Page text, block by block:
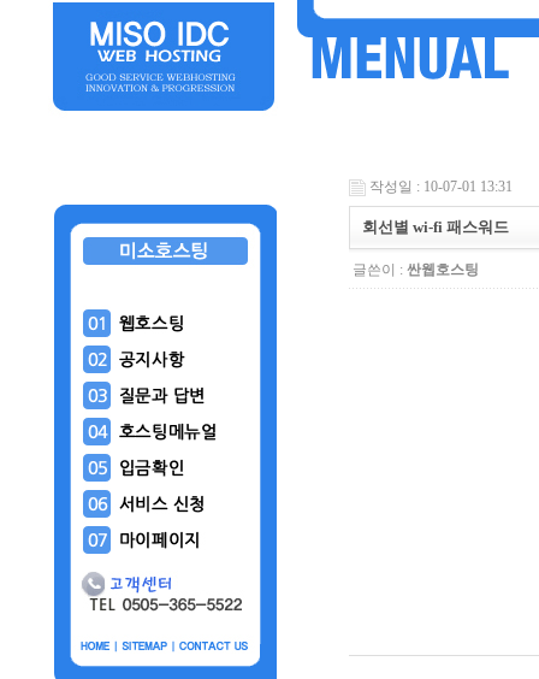
작성일 : 10-07-01 13:31
회선별 wi-fi 패스워드
글쓴이 : 싼웹호스팅